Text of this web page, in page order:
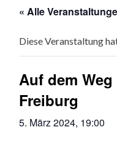
« Alle
Diese Veranstaltung
Auf dem
Freiburg
5. März 2024, 19:00